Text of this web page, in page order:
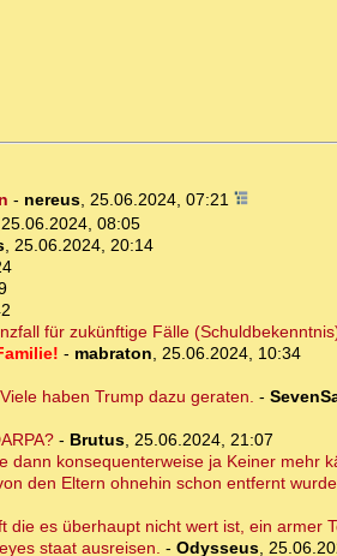
- nereus, 25.06.2024, 07:21
25.06.2024, 08:05
, 25.06.2024, 20:14
für zukünftige Fälle
- mabraton, 25.06.2024, 10:34
haben Trump dazu geraten. -
- Brutus, 25.06.2024, 21:07
dann konsequenterweise ja Keiner mehr
den Eltern ohnehin schon entfernt
die es überhaupt nicht wert ist, ein armer
staat ausreisen. - Odysseus,